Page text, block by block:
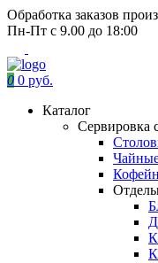
Обработка заказов
Пн-Пт с 9.00 до 18:00
0 0 руб.
Каталог
Сервировка